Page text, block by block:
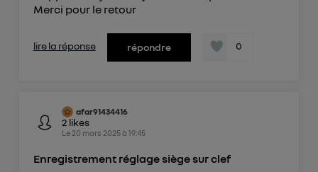
Merci pour le retour
lire la réponse répondre 0
afar91434416
2 likes
Le 20 mars 2025à 19:45
Enregistrement réglage siège sur clef